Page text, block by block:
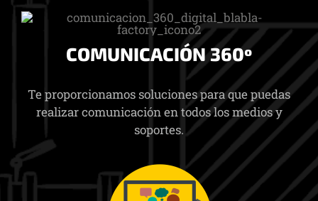
COMUNICACIÓN 360º
Te proporcionamos soluciones para que puedas
realizar comunicación en todos los medios y
soportes.